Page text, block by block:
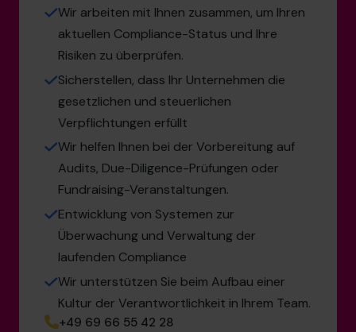
Wir arbeiten mit Ihnen zusammen, um Ihren
aktuellen Compliance-Status und Ihre
Risiken zu überprüfen.
Sicherstellen, dass Ihr Unternehmen die
gesetzlichen und steuerlichen
Verpflichtungen erfüllt
Wir helfen Ihnen bei der Vorbereitung auf
Audits, Due-Diligence-Prüfungen oder
Fundraising-Veranstaltungen.
Entwicklung von Systemen zur
Überwachung und Verwaltung der
laufenden Compliance
Wir unterstützen Sie beim Aufbau einer
Kultur der Verantwortlichkeit in Ihrem Team.
+49 69 66 55 42 28